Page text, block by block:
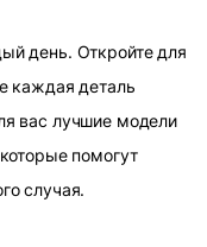
день. Откройте для
каждая деталь
вас лучшие модели
помогут
случая.